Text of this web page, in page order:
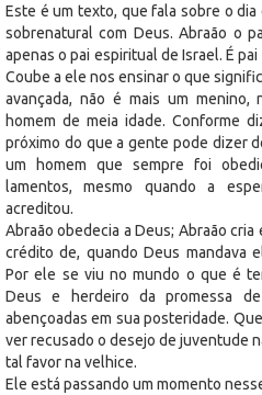
Este é um texto, que fala sobre o
sobrenatural com Deus. Abraão o
apenas o pai espiritual de Israel. É
Coube a ele nos ensinar o que
avançada, não é mais um
homem de meia idade. Conforme
próximo do que a gente pode dizer
um homem que sempre foi
lamentos, mesmo quando a
acreditou.
Abraão obedecia a Deus; Abraão
crédito de, quando Deus mandava
Por ele se viu no mundo o que é
Deus e herdeiro da promessa
abençoadas em sua posteridade.
ver recusado o desejo de juventude
tal favor na velhice.
Ele está passando um momento